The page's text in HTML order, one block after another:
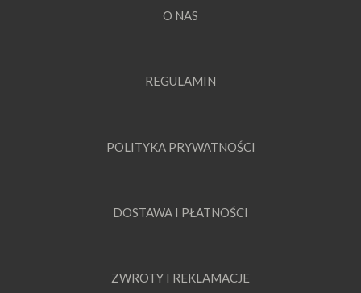
O NAS
REGULAMIN
POLITYKA PRYWATNOŚCI
DOSTAWA I PŁATNOŚCI
ZWROTY I REKLAMACJE